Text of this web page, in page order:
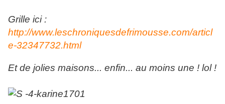
Grille ici :
http://www.leschroniquesdefrimousse.com/articl
e-32347732.html
Et de jolies maisons... enfin... au moins une ! lol !